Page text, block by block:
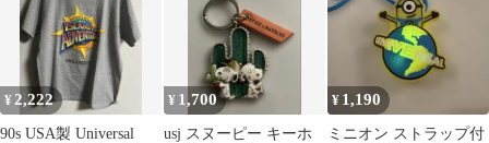
¥ 2,222
90s USA製 Universal
¥ 1,700
usj スヌーピー キーホ
¥ 1,190
ミニオン ストラップ付